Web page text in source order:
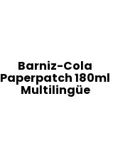
Barniz-Cola
Paperpatch 180ml
Multilingüe